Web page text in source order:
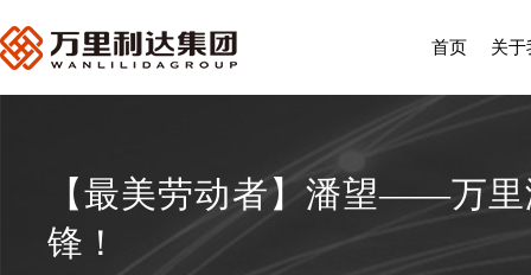
关于
首页
【最美劳动者】潘望——万
锋！